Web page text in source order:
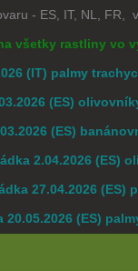
- ES, IT, NL, FR,
všetky rastliny vo
(IT) palmy
(ES)
(ES)
2.04.2026 (ES)
27.04.2026 (ES)
20.05.2026 (ES)